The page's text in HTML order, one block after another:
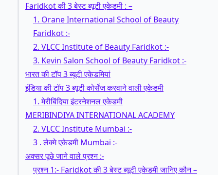
Faridkot की 3 बेस्ट ब्यूटी एकेडमी : –
1. Orane International School of Beauty
Faridkot :-
2. VLCC Institute of Beauty Faridkot :-
3. Kevin Salon School of Beauty Faridkot :-
भारत की टॉप 3 ब्यूटी एकेडमियां
इंडिया की टॉप 3 ब्यूटी कोर्सेज करवाने वाली एकेडमी
1. मेरीबिंदिया इंटरनेशनल एकेडमी
MERIBINDIYA INTERNATIONAL ACADEMY
2. VLCC Institute Mumbai :-
3 . लेक्मे एकेडमी Mumbai :-
अक्सर पूछे जाने वाले प्रश्न :-
प्रश्न 1:- Faridkot की 3 बेस्ट ब्यूटी एकेडमी जानिए कौन –